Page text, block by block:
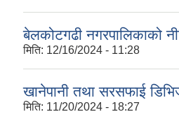
बेलकोटगढी नगरपालिकाको
मिति: 12/16/2024 - 11:28
खानेपानी तथा सरसफाई
मिति: 11/20/2024 - 18:27